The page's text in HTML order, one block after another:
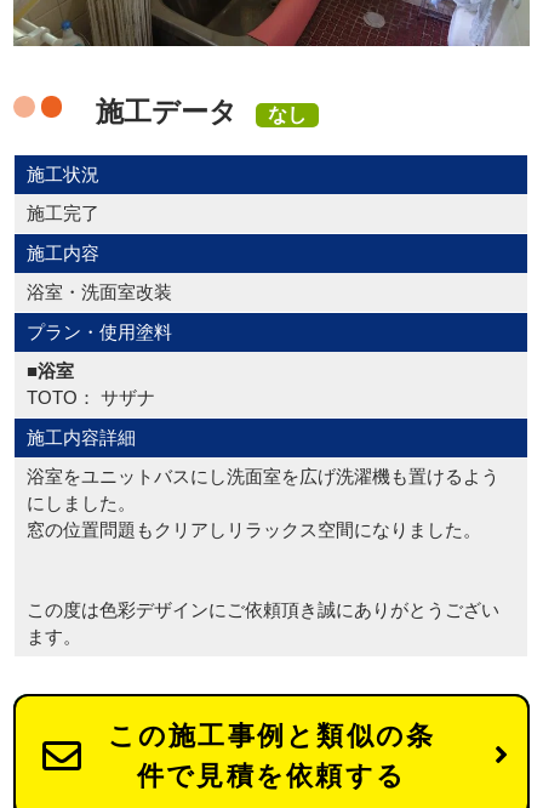
施工データ なし
施工状況
施工完了
施工内容
浴室・洗面室改装
プラン・使用塗料
■浴室
TOTO： サザナ
施工内容詳細
浴室をユニットバスにし洗面室を広げ洗濯機も置けるよう
にしました。
窓の位置問題もクリアしリラックス空間になりました。
この度は色彩デザインにご依頼頂き誠にありがとうござい
ます。
この施工事例と類似の条
件で見積を依頼する